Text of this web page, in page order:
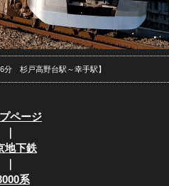
分 杉戸高野台駅～幸手駅】
ページ
｜
地下鉄
｜
系